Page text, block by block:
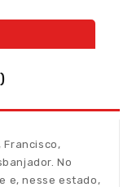
Francisco,
No
e, nesse estado,